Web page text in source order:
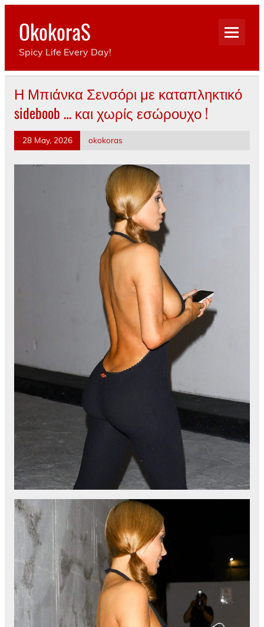
Skip
contentOkokoraS
Spicy Life Every Day!
Η Μπιάνκα Σενσόρι με καταπληκτικό
sideboob … και χωρίς εσώρουχο !
28 May, 2026 okokoras